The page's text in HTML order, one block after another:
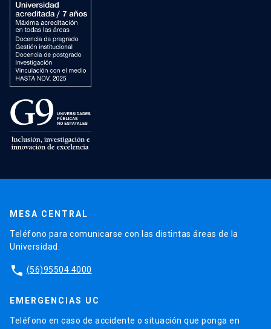
MESA CENTRAL
Teléfono para comunicarse con las distintas áreas de la
Universidad.
phone (56)95504 4000
EMERGENCIAS UC
Teléfono en caso de accidente o situación que ponga en